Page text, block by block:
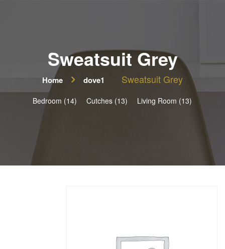
Sweatsuit Grey
Home dove1 Sweatsuit Grey
Bedroom (14) Cutches (13) Living Room (13)